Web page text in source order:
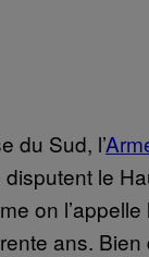
du Sud, l’
disputent le
on
ans. Bien